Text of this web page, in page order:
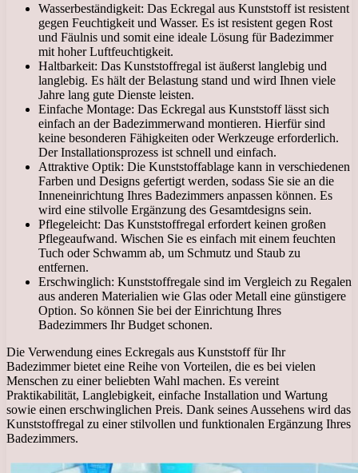
Wasserbeständigkeit: Das Eckregal aus Kunststoff ist resistent
gegen Feuchtigkeit und Wasser. Es ist resistent gegen Rost
und Fäulnis und somit eine ideale Lösung für Badezimmer
mit hoher Luftfeuchtigkeit.
Haltbarkeit: Das Kunststoffregal ist äußerst langlebig und
langlebig. Es hält der Belastung stand und wird Ihnen viele
Jahre lang gute Dienste leisten.
Einfache Montage: Das Eckregal aus Kunststoff lässt sich
einfach an der Badezimmerwand montieren. Hierfür sind
keine besonderen Fähigkeiten oder Werkzeuge erforderlich.
Der Installationsprozess ist schnell und einfach.
Attraktive Optik: Die Kunststoffablage kann in verschiedenen
Farben und Designs gefertigt werden, sodass Sie sie an die
Inneneinrichtung Ihres Badezimmers anpassen können. Es
wird eine stilvolle Ergänzung des Gesamtdesigns sein.
Pflegeleicht: Das Kunststoffregal erfordert keinen großen
Pflegeaufwand. Wischen Sie es einfach mit einem feuchten
Tuch oder Schwamm ab, um Schmutz und Staub zu
entfernen.
Erschwinglich: Kunststoffregale sind im Vergleich zu Regalen
aus anderen Materialien wie Glas oder Metall eine günstigere
Option. So können Sie bei der Einrichtung Ihres
Badezimmers Ihr Budget schonen.
Die Verwendung eines Eckregals aus Kunststoff für Ihr
Badezimmer bietet eine Reihe von Vorteilen, die es bei vielen
Menschen zu einer beliebten Wahl machen. Es vereint
Praktikabilität, Langlebigkeit, einfache Installation und Wartung
sowie einen erschwinglichen Preis. Dank seines Aussehens wird das
Kunststoffregal zu einer stilvollen und funktionalen Ergänzung Ihres
Badezimmers.